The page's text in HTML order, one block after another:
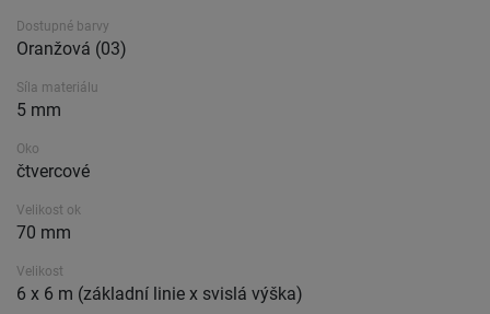
Dostupné barvy
Oranžová (03)
Síla materiálu
5 mm
Oko
čtvercové
Velikost ok
70 mm
Velikost
6 x 6 m (základní linie x svislá výška)